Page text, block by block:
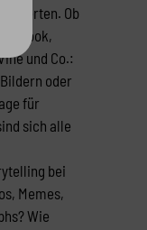
Ob
und Co.:
oder
für
sich alle
bei
Memes,
Wie